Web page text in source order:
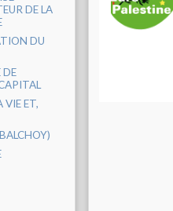
DE LA
DU
DE
ET,